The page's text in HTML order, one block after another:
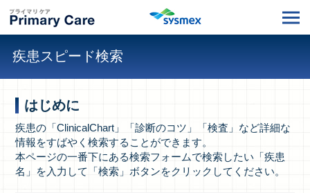
疾患スピード検索
はじめに
疾患の「ClinicalChart」「診断のコツ」「検査」など詳細な
情報をすばやく検索することができます。
本ページの一番下にある検索フォームで検索したい「疾患
名」を入力して「検索」ボタンをクリックしてください。